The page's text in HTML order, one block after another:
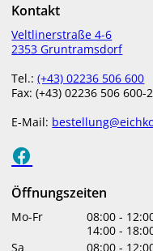
ANWENDUNG
​Abends nach der
auftragen und über
Bedarf die
Haut oder im Winter
angewendet werden.
​INGREDIENTS: AQUA,
POLYSORBATE 60,
Kontakt
Veltlinerstraße 4-6
2353 Gruntramsdorf
Tel.:(+43) 02236 506 600
Fax: (+43) 02236 506 600-
E-Mail:
Öffnungszeiten
Mo-Fr 08:00 -
14:00 -
Sa
08:00 -